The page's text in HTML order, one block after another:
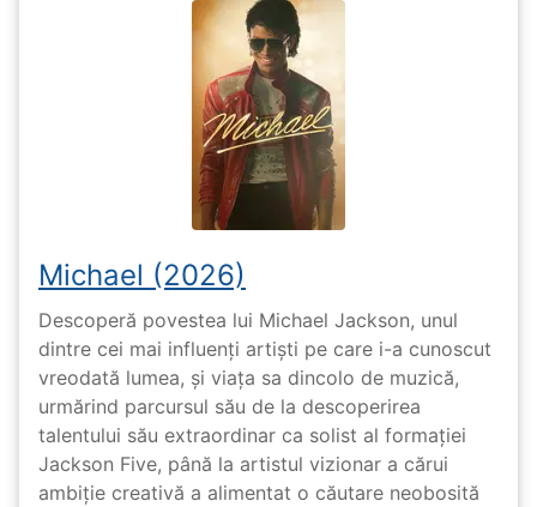
Michael (2026)
Descoperă povestea lui Michael Jackson, unul
dintre cei mai influenți artiști pe care i-a cunoscut
vreodată lumea, și viața sa dincolo de muzică,
urmărind parcursul său de la descoperirea
talentului său extraordinar ca solist al formației
Jackson Five, până la artistul vizionar a cărui
ambiție creativă a alimentat o căutare neobosită